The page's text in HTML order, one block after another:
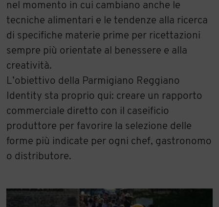
nel momento in cui cambiano anche le
tecniche alimentari e le tendenze alla ricerca
di specifiche materie prime per ricettazioni
sempre più orientate al benessere e alla
creatività.
L’obiettivo della Parmigiano Reggiano
Identity sta proprio qui: creare un rapporto
commerciale diretto con il caseificio
produttore per favorire la selezione delle
forme più indicate per ogni chef, gastronomo
o distributore.